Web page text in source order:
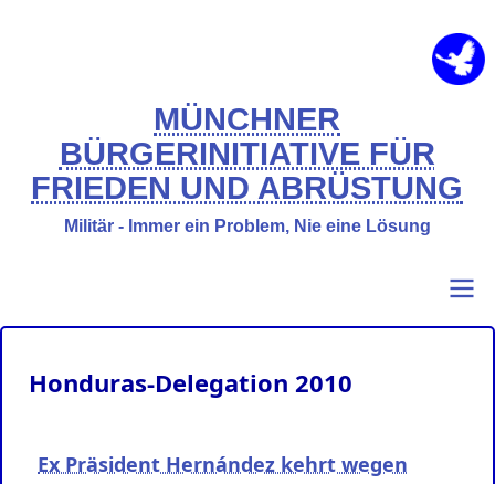
MÜNCHNER
BÜRGERINITIATIVE FÜR
FRIEDEN UND ABRÜSTUNG
Militär - Immer ein Problem, Nie eine Lösung
links
Honduras-Delegation 2010
Ex Präsident Hernández kehrt wegen